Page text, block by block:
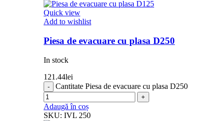
Quick view
Add to wishlist
Piesa de evacuare cu plasa D250
In stock
121.44lei
Cantitate Piesa de evacuare cu plasa D250
Adaugă în coș
SKU: IVL 250